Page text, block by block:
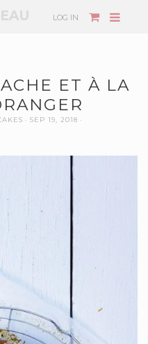
LOG IN
ET À LA
SEP 19, 2018